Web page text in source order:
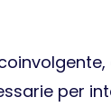
per